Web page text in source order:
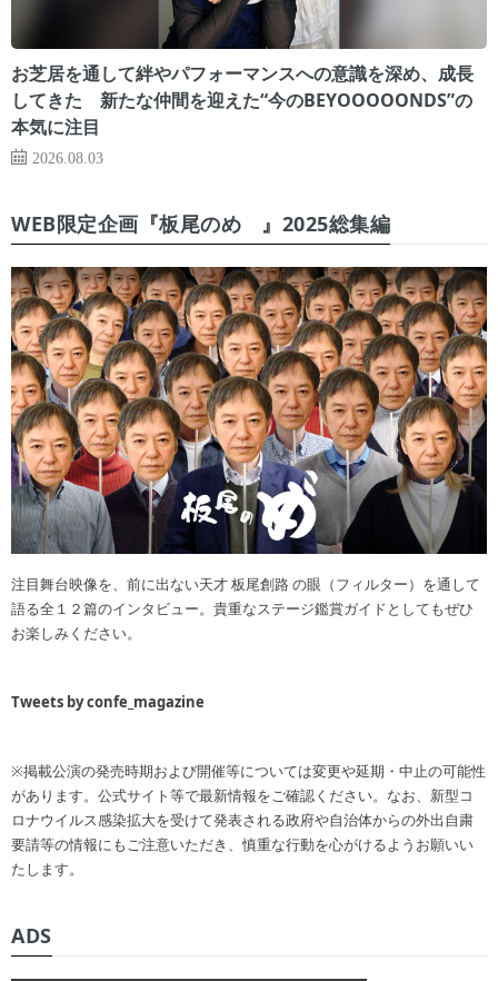
お芝居を通して絆やパフォーマンスへの意識を深め、成長
してきた 新たな仲間を迎えた“今のBEYOOOOONDS”の
本気に注目
2026.08.03
WEB限定企画『板尾のめ゙』2025総集編
注目舞台映像を、前に出ない天才 板尾創路 の眼（フィルター）を通して
語る全１２篇のインタビュー。貴重なステージ鑑賞ガイドとしてもぜひ
お楽しみください。
Tweets by confe_magazine
※掲載公演の発売時期および開催等については変更や延期・中止の可能性
があります。公式サイト等で最新情報をご確認ください。なお、新型コ
ロナウイルス感染拡大を受けて発表される政府や自治体からの外出自粛
要請等の情報にもご注意いただき、慎重な行動を心がけるようお願いい
たします。
ADS